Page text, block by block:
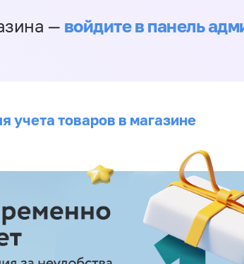
— войдите в панель
учета товаров в магазине